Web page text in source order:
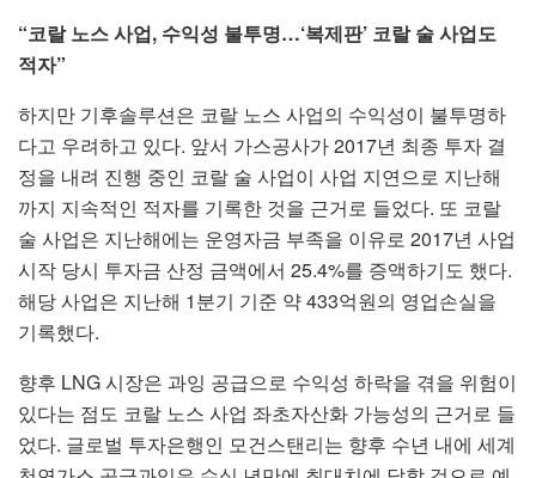
“코랄 노스 사업, 수익성 불투명…‘복제판’ 코랄 술 사업도
적자”
하지만 기후솔루션은 코랄 노스 사업의 수익성이 불투명하
다고 우려하고 있다. 앞서 가스공사가 2017년 최종 투자 결
정을 내려 진행 중인 코랄 술 사업이 사업 지연으로 지난해
까지 지속적인 적자를 기록한 것을 근거로 들었다. 또 코랄
술 사업은 지난해에는 운영자금 부족을 이유로 2017년 사업
시작 당시 투자금 산정 금액에서 25.4%를 증액하기도 했다.
해당 사업은 지난해 1분기 기준 약 433억원의 영업손실을
기록했다.
향후 LNG 시장은 과잉 공급으로 수익성 하락을 겪을 위험이
있다는 점도 코랄 노스 사업 좌초자산화 가능성의 근거로 들
었다. 글로벌 투자은행인 모건스탠리는 향후 수년 내에 세계